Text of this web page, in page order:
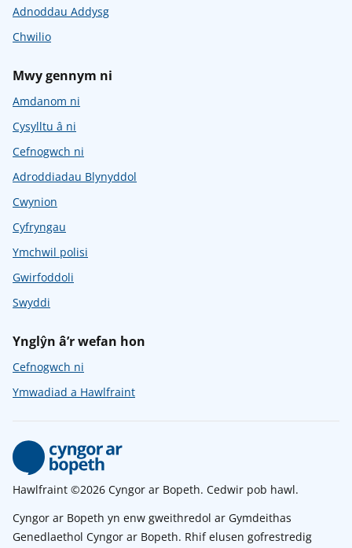
Adnoddau Addysg
Chwilio
Mwy gennym ni
Amdanom ni
Cysylltu â ni
Cefnogwch ni
Adroddiadau Blynyddol
Cwynion
Cyfryngau
Ymchwil polisi
Gwirfoddoli
Swyddi
Ynglŷn â’r wefan hon
Cefnogwch ni
Ymwadiad a Hawlfraint
Hawlfraint ©2026 Cyngor ar Bopeth. Cedwir pob hawl.
Cyngor ar Bopeth yn enw gweithredol ar Gymdeithas
Genedlaethol Cyngor ar Bopeth. Rhif elusen gofrestredig